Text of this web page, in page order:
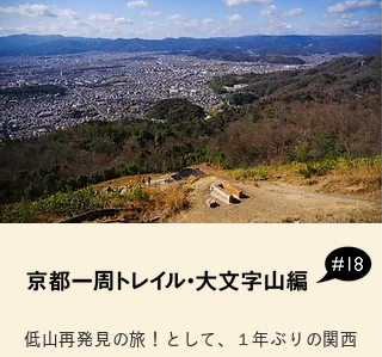
低山再発見の旅！として、１年ぶりの関西